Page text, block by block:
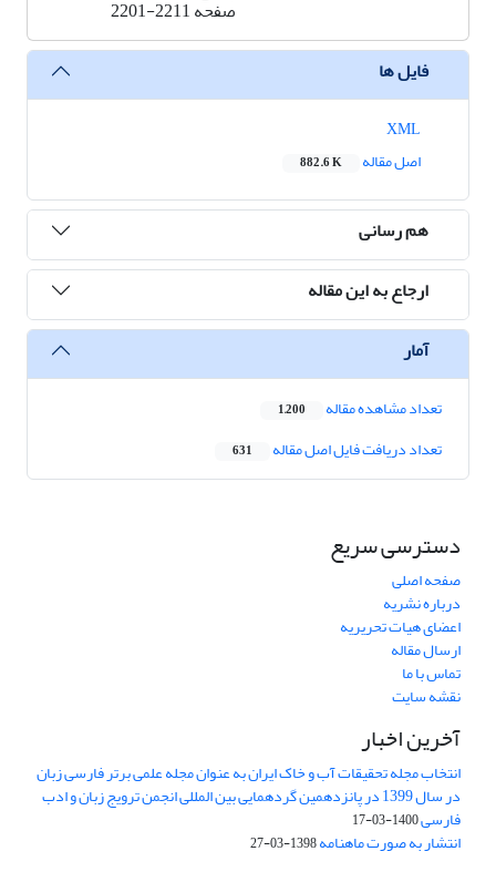
صفحه2201-2211
فایل ها
اصل مقاله
882.6 K
هم رسانی
ارجاع به این مقاله
آمار
تعداد مشاهده مقاله 1,200
تعداد دریافت فایل اصل مقاله 631
دسترسی سریع
صفحه اصلی
درباره نشریه
اعضای هیات تحریریه
ارسال مقاله
تماس با ما
نقشه سایت
آخرین اخبار
انتخاب مجله تحقیقات آب و خاک ایران به عنوان مجله علمی برتر فارسی زبان
در سال 1399 در پانزدهمین گردهمایی بین المللی انجمن ترویج زبان و ادب
فارسی1400-03-17
انتشار به صورت ماهنامه1398-03-27